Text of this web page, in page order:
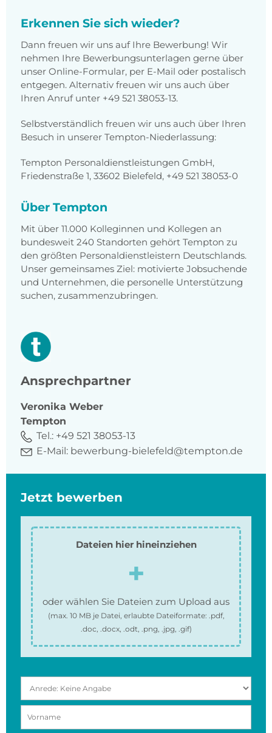
Erkennen Sie sich wieder?
Dann freuen wir uns auf Ihre Bewerbung! Wir
nehmen Ihre Bewerbungsunterlagen gerne über
unser Online-Formular, per E-Mail oder postalisch
entgegen. Alternativ freuen wir uns auch über
Ihren Anruf unter +49 521 38053-13.
Selbstverständlich freuen wir uns auch über Ihren
Besuch in unserer Tempton-Niederlassung:
Tempton Personaldienstleistungen GmbH,
Friedenstraße 1, 33602 Bielefeld, +49 521 38053-0
Über Tempton
Mit über 11.000 Kolleginnen und Kollegen an
bundesweit 240 Standorten gehört Tempton zu
den größten Personaldienstleistern Deutschlands.
Unser gemeinsames Ziel: motivierte Jobsuchende
und Unternehmen, die personelle Unterstützung
suchen, zusammenzubringen.
Ansprechpartner
Veronika Weber
Tempton
Tel.: +49 521 38053-13
E-Mail: bewerbung-bielefeld@tempton.de
Jetzt bewerben
Dateien hier hineinziehen
oder wählen Sie Dateien zum Upload aus
(max. 10 MBje Datei, erlaubte Dateiformate: .pdf,
.doc, .docx, .odt, .png, .jpg, .gif)